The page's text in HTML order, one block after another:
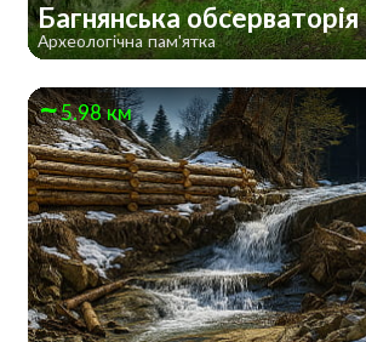
Багнянська обсерваторія
Археологічна пам'ятка
5.98 км